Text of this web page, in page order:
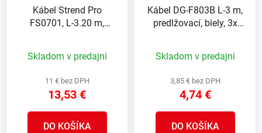
Kábel Strend Pro
FS0701, L-3.20 m,
Skladom v predajni
11 € bez DPH
13,53 €
DO KOŠÍKA
Kábel DG-F803B L-3 m,
predlžovací, biely, 3x
Skladom v predajni
3,85 € bez DPH
4,74 €
DO KOŠÍKA